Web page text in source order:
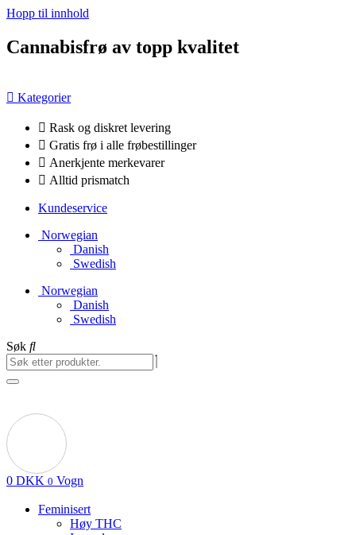
Hopp til innhold
Cannabisfrø av topp kvalitet
Kategorier
Rask og diskret levering
Gratis frø i alle frøbestillinger
Anerkjente merkevarer
Alltid prismatch
Kundeservice
Norwegian
Danish
Swedish
Norwegian
Danish
Swedish
Søk
0 DKK 0 Vogn
Feminisert
Høy THC